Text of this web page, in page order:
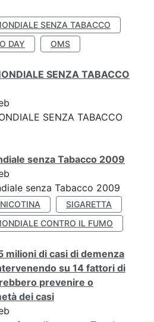
SENZA TABACCO
DAY
OMS
SENZA TABACCO
SENZA TABACCO
senza Tabacco 2009
senza Tabacco 2009
NICOTINA
SIGARETTA
CONTRO IL FUMO
milioni di casi di demenza
su 14 fattori di
prevenire o
dei casi